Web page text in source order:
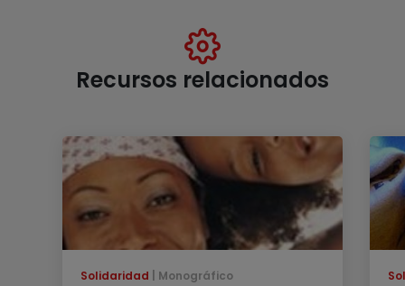
Recursos relacionados
Solidaridad Monográfico